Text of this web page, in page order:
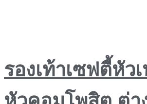
รองเท้าเซฟตี้หัว